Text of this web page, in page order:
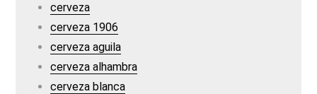
cerveza
cerveza 1906
cerveza aguila
cerveza alhambra
cerveza blanca